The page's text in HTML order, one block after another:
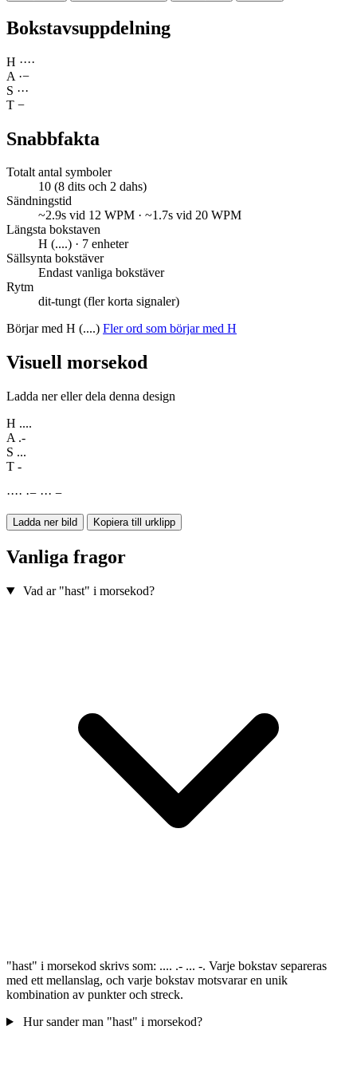
Bokstavsuppdelning
H ····
A ·−
S ···
T −
Snabbfakta
Totalt antal symboler
10 (8 dits och 2 dahs)
Sändningstid
~2.9s vid 12 WPM · ~1.7s vid 20 WPM
Längsta bokstaven
H (....) · 7 enheter
Sällsynta bokstäver
Endast vanliga bokstäver
Rytm
dit-tungt (fler korta signaler)
Börjar med H (....) Fler ord som börjar med H
Visuell morsekod
Ladda ner eller dela denna design
H ....
A .-
S ...
T -
···· ·− ··· −
Ladda ner bild Kopiera till urklipp
Vanliga fragor
Vad ar "hast" i morsekod?
"hast" i morsekod skrivs som: .... .- ... -. Varje bokstav separeras
med ett mellanslag, och varje bokstav motsvarar en unik
kombination av punkter och streck.
Hur sander man "hast" i morsekod?